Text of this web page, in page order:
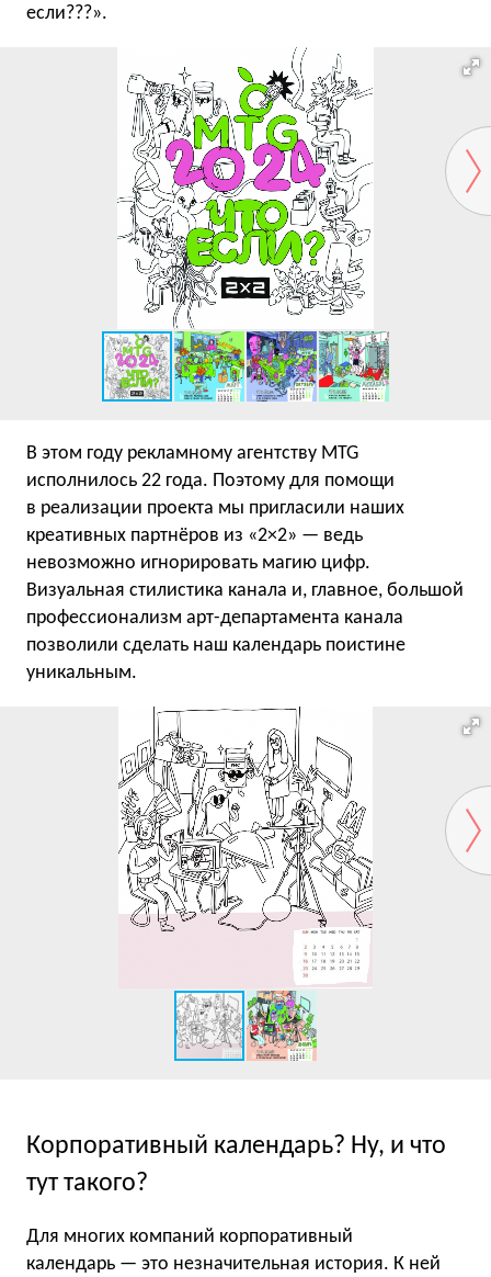
если???».
В этом году рекламному агентству MTG
исполнилось 22 года. Поэтому для помощи
в реализации проекта мы пригласили наших
креативных партнёров из «2×2» — ведь
невозможно игнорировать магию цифр.
Визуальная стилистика канала и, главное, большой
профессионализм арт-департамента канала
позволили сделать наш календарь поистине
уникальным.
Корпоративный календарь? Ну, и что
тут такого?
Для многих компаний корпоративный
календарь — это незначительная история. К ней